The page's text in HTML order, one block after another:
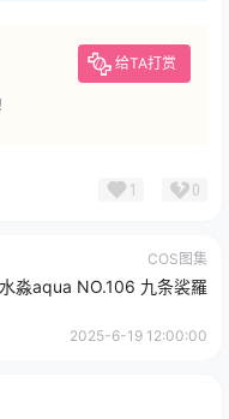
给TA打赏
1 0
COS图集
水淼aqua NO.106 九条裟羅
2025-6-19 12:00:00